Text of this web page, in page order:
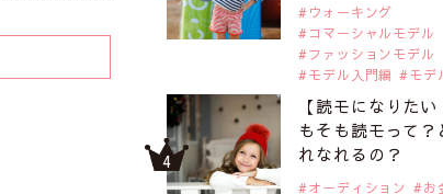
ウォーキング
コマーシャルモデル
ファッションモデル
モデル入門編
モデ
【読モになりたい
もそも読モって？
れなれるの？
オーディション
お